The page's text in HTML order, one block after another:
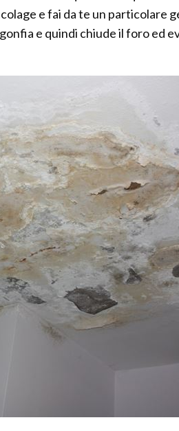
e fai da te un particolare
e quindi chiude il foro ed